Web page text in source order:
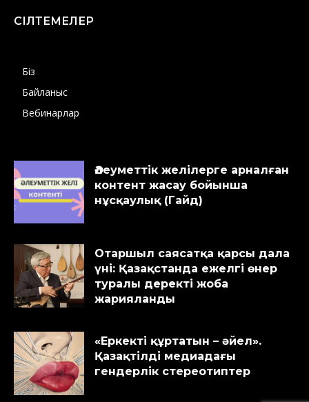
СІЛТЕМЕЛЕР
Біз
Байланыс
Вебинарлар
Әлеуметтік желілерге арналған
контент жасау бойынша
нұсқаулық (Гайд)
Отаршыл саясатқа қарсы дала
үні: Қазақстанда ежелгі өнер
туралы деректі жоба
жарияланды
«Еркекті құртатын – әйел».
Қазақтілді медиадағы
гендерлік стереотиптер